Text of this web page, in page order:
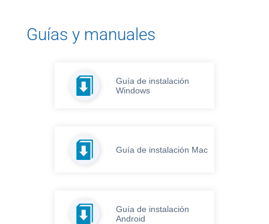
Guías y manuales
Guía de instalación
Windows
Guía de instalación Mac
Guía de instalación
Android